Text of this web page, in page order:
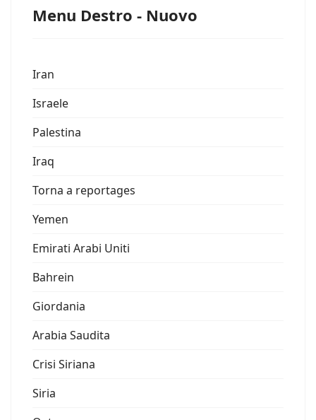
Menu Destro - Nuovo
Iran
Israele
Palestina
Iraq
Torna a reportages
Yemen
Emirati Arabi Uniti
Bahrein
Giordania
Arabia Saudita
Crisi Siriana
Siria